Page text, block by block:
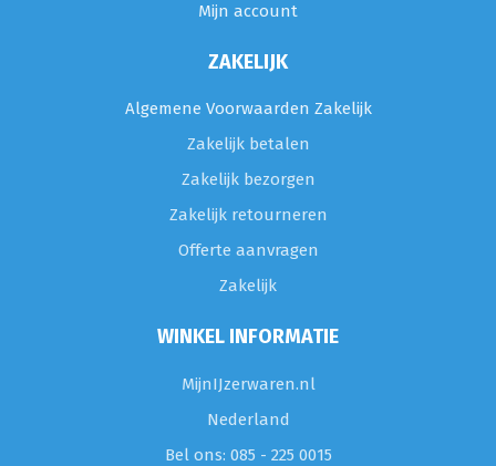
Mijn account
ZAKELIJK
Algemene Voorwaarden Zakelijk
Zakelijk betalen
Zakelijk bezorgen
Zakelijk retourneren
Offerte aanvragen
Zakelijk
WINKEL INFORMATIE
MijnIJzerwaren.nl
Nederland
Bel ons: 085 - 225 0015